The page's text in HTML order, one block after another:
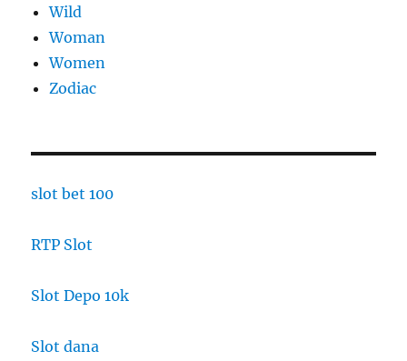
Wild
Woman
Women
Zodiac
slot bet 100
RTP Slot
Slot Depo 10k
Slot dana